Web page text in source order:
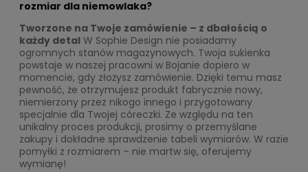
rozmiar dla niemowlaka?
Tworzone na Twoje zamówienie – z dbałością o
każdy detal W Sophie Design nie posiadamy
ogromnych stanów magazynowych. Twoja sukienka
powstaje w naszej pracowni w Bojanie dopiero w
momencie, gdy złożysz zamówienie. Dzięki temu masz
pewność, że otrzymujesz produkt fabrycznie nowy,
niemierzony przez nikogo innego i przygotowany
specjalnie dla Twojej córeczki. Ze względu na ten
unikalny proces produkcji, prosimy o przemyślane
zakupy i dokładne sprawdzenie tabeli wymiarów. W razie
pomyłki z rozmiarem – nie martw się, oferujemy
wymianę!